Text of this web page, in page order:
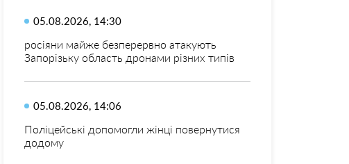
05.08.2026, 14:30
росіяни майже безперервно атакують
Запорізьку область дронами різних типів
05.08.2026, 14:06
Поліцейські допомогли жінці повернутися
додому